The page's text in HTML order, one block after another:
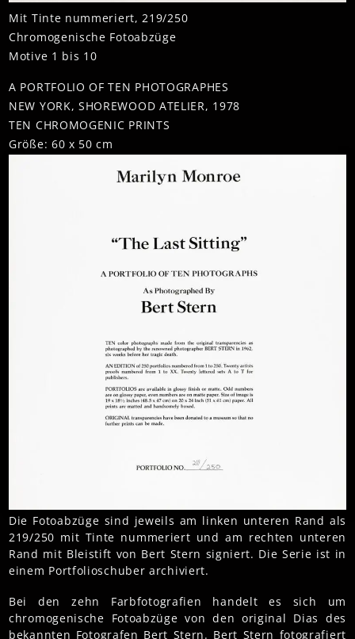
Mit Tinte nummeriert, 219/250
Chromogenische Fotoabzüge
Motive 1 bis 10
A PORTFOLIO OF TEN PHOTOGRAPHES
NEW YORK, SHOREWOOD ATELIER, 1978
TEN CHROMOGENIC PRINTS
Größe: 60 x 50 cm
Die Fotoabzüge sind jeweils am linken unteren Rand als
219/250 mit Tinte nummeriert und am rechten unteren
Rand mit Bleistift von Bert Stern signiert. Die Serie ist in
einem Portfolioschuber archiviert.
Bei den zehn Farbfotografien handelt es sich um
chromogenische Fotoabzüge von den original Dias des
bekannten Fotografen Bert Stern. Bert Stern fotografiert